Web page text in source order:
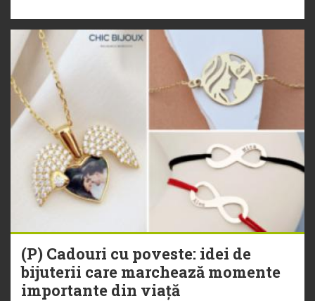
(P) Cadouri cu poveste: idei de
bijuterii care marchează momente
importante din viață